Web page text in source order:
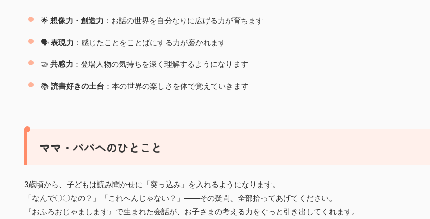
🌟 想像力・創造力 ：お話の世界を自分なりに広げる力が育ちます
🗣️ 表現力 ：感じたことをことばにする力が磨かれます
🤝 共感力 ：登場人物の気持ちを深く理解するようになります
📚 読書好きの土台 ：本の世界の楽しさを体で覚えていきます
ママ・パパへのひとこと
3歳頃から、子どもは読み聞かせに「突っ込み」を入れるようになります。
「なんで〇〇なの？」「これへんじゃない？」——その疑問、全部拾ってあげてください。
『おふろおじゃまします』で生まれた会話が、お子さまの考える力をぐっと引き出してくれます。